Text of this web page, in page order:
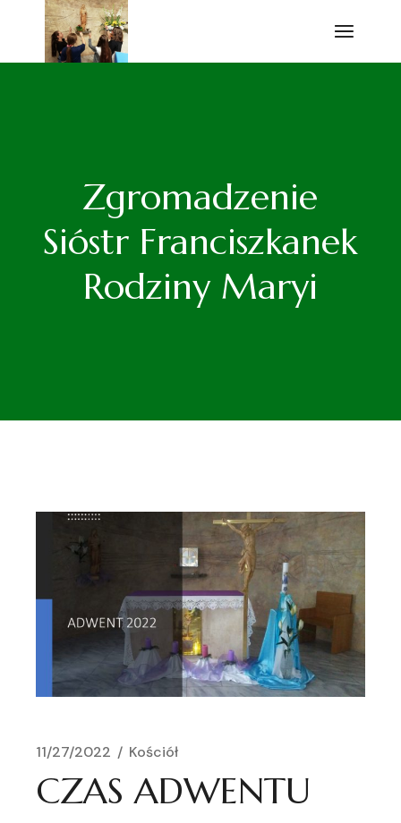
Przejdź
Zgromadzenie
Sióstr Franciszkanek
Rodziny Maryi
11/27/2022 Kościół
CZAS ADWENTU